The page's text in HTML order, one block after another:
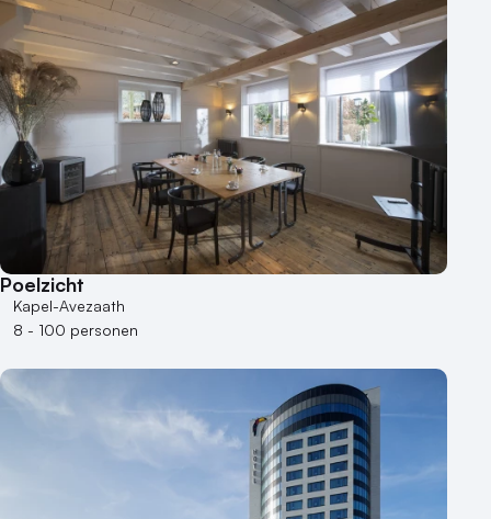
Poelzicht
Kapel-Avezaath
8 - 100 personen